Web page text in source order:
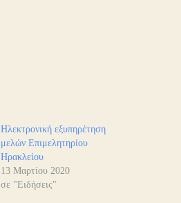
Ηλεκτρονική εξυπηρέτηση
μελών Επιμελητηρίου
Ηρακλείου
13 Μαρτίου 2020
σε "Ειδήσεις"